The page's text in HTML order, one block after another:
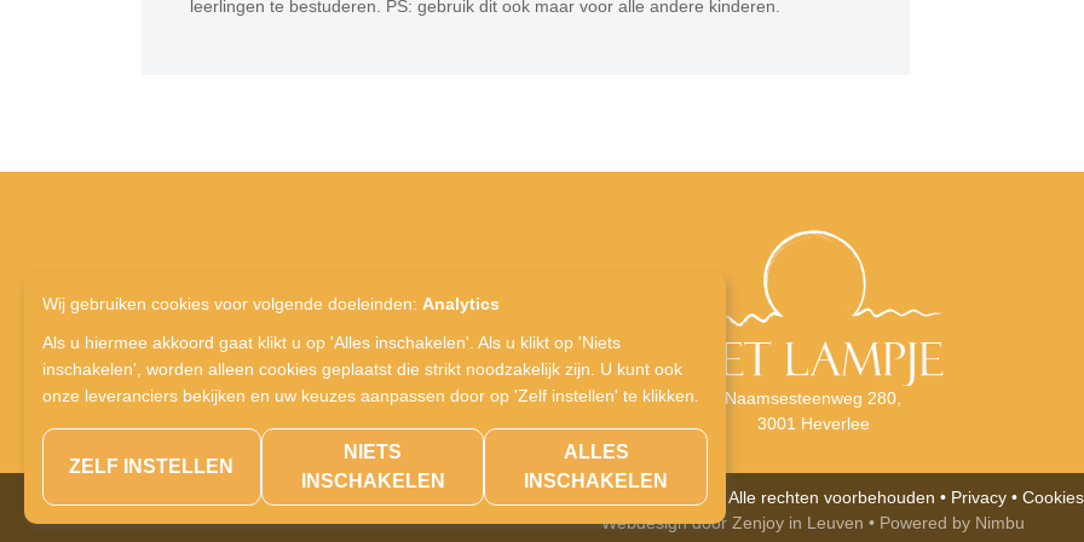
Wij gebruiken cookies voor volgende doeleinden: Analytics
Als u hiermee akkoord gaat klikt u op 'Alles inschakelen'. Als u klikt op 'Niets
inschakelen', worden alleen cookies geplaatst die strikt noodzakelijk zijn. U kunt ook
onze leveranciers bekijken en uw keuzes aanpassen door op 'Zelf instellen' te klikken.
ZELF INSTELLEN
NIETS
INSCHAKELEN
ALLES
INSCHAKELEN
leerlingen te bestuderen. PS: gebruik dit ook maar voor alle andere kinderen.
Naamsesteenweg 280,
3001 Heverlee
© Copyright 2026 | Het Lampje • Alle rechten voorbehouden • Privacy •
Webdesign door Zenjoy in Leuven • Powered by Nimbu